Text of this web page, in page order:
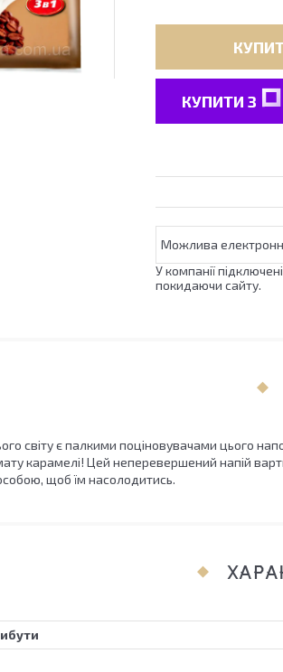
КУПИТИ З
У компанії
покидаючи сайту.
світу є палкими поціновувачами цього
карамелі! Цей неперевершений напій
щоб їм насолодитись.